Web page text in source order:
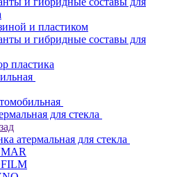
и пластиком
и гибридные составы для
пластика
для стекла
атермальная для стекла